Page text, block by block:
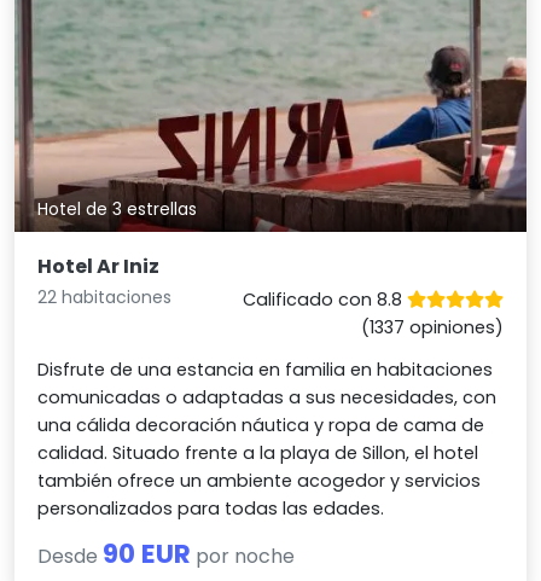
Hotel de 3 estrellas
Hotel Ar Iniz
22 habitaciones
Calificado con 8.8
(1337 opiniones)
Disfrute de una estancia en familia en habitaciones
comunicadas o adaptadas a sus necesidades, con
una cálida decoración náutica y ropa de cama de
calidad. Situado frente a la playa de Sillon, el hotel
también ofrece un ambiente acogedor y servicios
personalizados para todas las edades.
Desde 90 EUR por noche